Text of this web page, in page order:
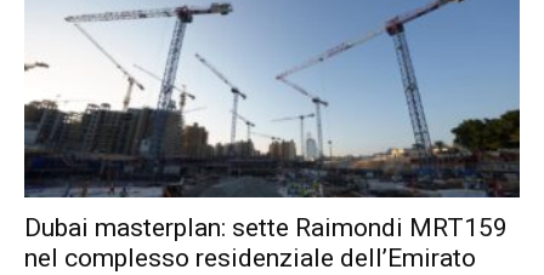
Dubai masterplan: sette Raimondi MRT159
nel complesso residenziale dell’Emirato